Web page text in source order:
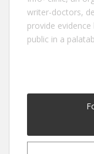
writer-doctors,
provide
public in a